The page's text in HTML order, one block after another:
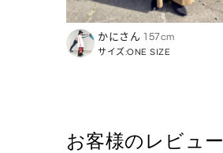
かにさん 157cm
サイズ:ONE SIZE
お客様のレビュー